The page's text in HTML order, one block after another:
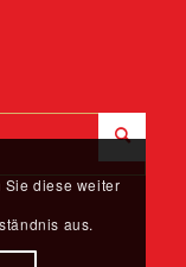
Sie diese weiter
aus.